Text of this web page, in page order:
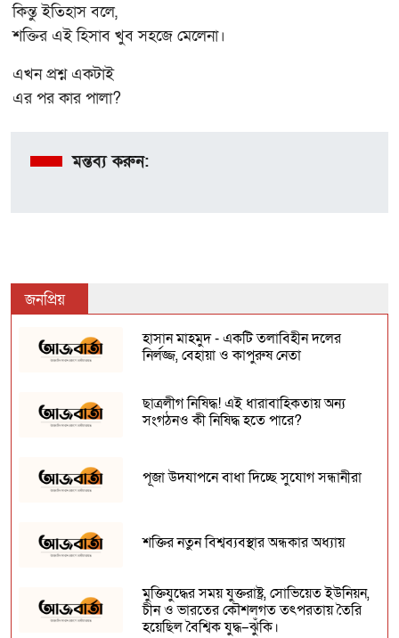
কিন্তু ইতিহাস বলে,
শক্তির এই হিসাব খুব সহজে মেলেনা।
এখন প্রশ্ন একটাই
এর পর কার পালা?
মন্তব্য করুন:
জনপ্রিয়
হাসান মাহমুদ - একটি তলাবিহীন দলের
নির্লজ্জ, বেহায়া ও কাপুরুষ নেতা
ছাত্রলীগ নিষিদ্ধ! এই ধারাবাহিকতায় অন্য
সংগঠনও কী নিষিদ্ধ হতে পারে?
পূজা উদযাপনে বাধা দিচ্ছে সুযোগ সন্ধানীরা
শক্তির নতুন বিশ্বব্যবস্থার অন্ধকার অধ্যায়
মুক্তিযুদ্ধের সময় যুক্তরাষ্ট্র, সোভিয়েত ইউনিয়ন,
চীন ও ভারতের কৌশলগত তৎপরতায় তৈরি
হয়েছিল বৈশ্বিক যুদ্ধ–ঝুঁকি।